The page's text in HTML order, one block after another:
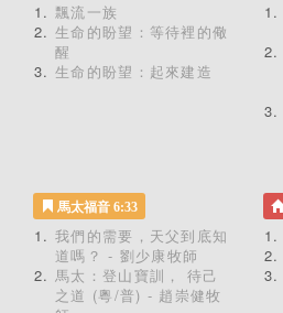
飄流一族
生命的盼望：等待裡的儆
醒
生命的盼望：起來建造
馬太福音 6:33
我們的需要，天父到底知
道嗎？ - 劉少康牧師
馬太：登山寶訓， 待己
之道 (粵/普) - 趙崇健牧